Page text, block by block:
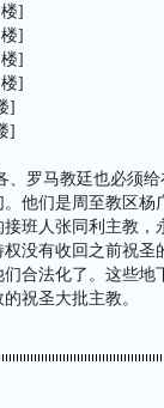
]
]
]
]
]
]
马教廷也必须给
他们是周至教区杨
班人张同利主教
没有收回之前祝
合法化了。这些
祝圣大批主教。